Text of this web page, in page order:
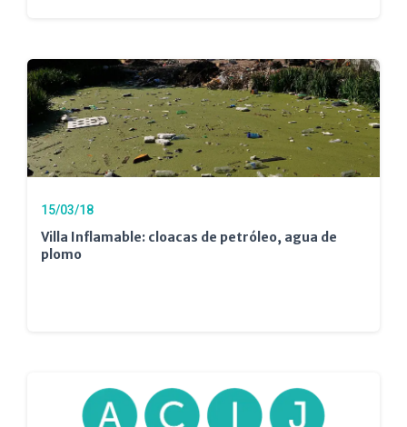
15/03/18
Villa Inflamable: cloacas de petróleo, agua de
plomo